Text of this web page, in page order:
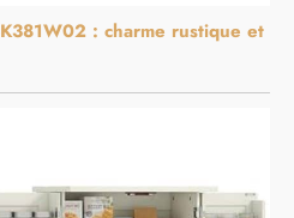
: charme rustique et